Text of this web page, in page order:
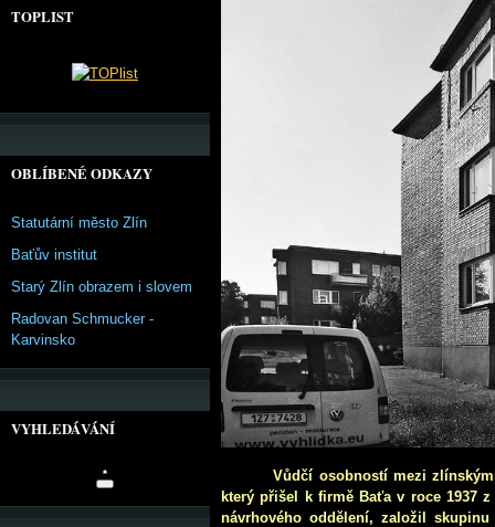
Vůdčí osobností mezi
který přišel k firmě Baťa v roce 1937
návrhového oddělení, založil
TOPLIST
OBLÍBENÉ ODKAZY
Statutární město Zlín
Baťův institut
Starý Zlín obrazem i slovem
Radovan Schmucker -
Karvinsko
VYHLEDÁVÁNÍ